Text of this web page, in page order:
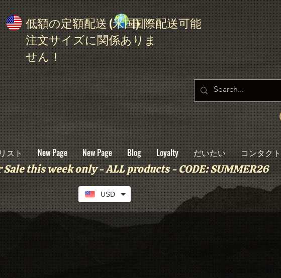
USD
国際配送可能
低額の定額配送 (米国)
注文サイズに関係ありま
せん！
スト New Page New Page Blog Loyalty だいたい コンタクト
Sale this week only - ALL products - CODE: SUMMER26